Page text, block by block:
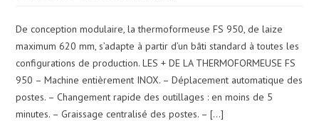
De conception modulaire, la thermoformeuse FS 950, de laize
maximum 620 mm, s’adapte à partir d’un bâti standard à toutes les
configurations de production. LES + DE LA THERMOFORMEUSE FS
950 – Machine entièrement INOX. – Déplacement automatique des
postes. – Changement rapide des outillages : en moins de 5
minutes. – Graissage centralisé des postes. – […]